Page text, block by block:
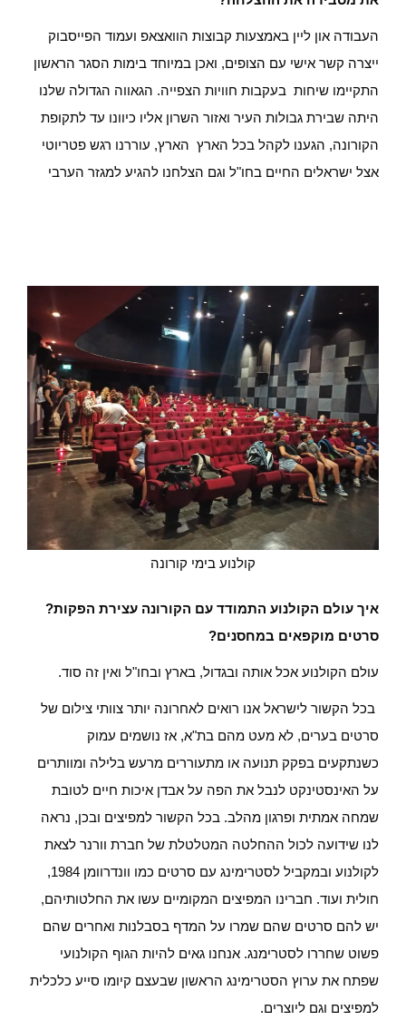
העבודה און ליין באמצעות קבוצות הוואצאפ ועמוד הפייסבוק
ייצרה קשר אישי עם הצופים, ואכן במיוחד בימות הסגר הראשון
התקיימו שיחות בעקבות חוויות הצפייה. הגאווה הגדולה שלנו
היתה שבירת גבולות העיר ואזור השרון אליו כיוונו עד לתקופת
הקורונה, הגענו לקהל בכל הארץ הארץ, עוררנו רגש פטריוטי
אצל ישראלים החיים בחו"ל וגם הצלחנו להגיע למגזר הערבי
קולנוע בימי קורונה
איך עולם הקולנוע התמודד עם הקורונה עצירת הפקות?
סרטים מוקפאים במחסנים?
עולם הקולנוע אכל אותה ובגדול, בארץ ובחו"ל ואין זה סוד.
בכל הקשור לישראל אנו רואים לאחרונה יותר צוותי צילום של
סרטים בערים, לא מעט מהם בת"א, אז נושמים עמוק
כשנתקעים בפקק תנועה או מתעוררים מרעש בלילה ומוותרים
על האינסטינקט לנבל את הפה על אבדן איכות חיים לטובת
שמחה אמתית ופרגון מהלב. בכל הקשור למפיצים ובכן, נראה
לנו שידועה לכול ההחלטה המטלטלת של חברת וורנר לצאת
לקולנוע ובמקביל לסטרימינג עם סרטים כמו וונדרוומן 1984,
חולית ועוד. חברינו המפיצים המקומיים עשו את החלטותיהם,
יש להם סרטים שהם שמרו על המדף בסבלנות ואחרים שהם
פשוט שחררו לסטרימנג. אנחנו גאים להיות הגוף הקולנועי
שפתח את ערוץ הסטרימינג הראשון שבעצם קיומו סייע כלכלית
למפיצים וגם ליוצרים.